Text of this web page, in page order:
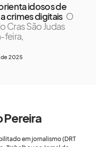
idosos de
crimes digitais O
Cras São Judas
feira,
2025
Pereira
em jornalismo (DRT